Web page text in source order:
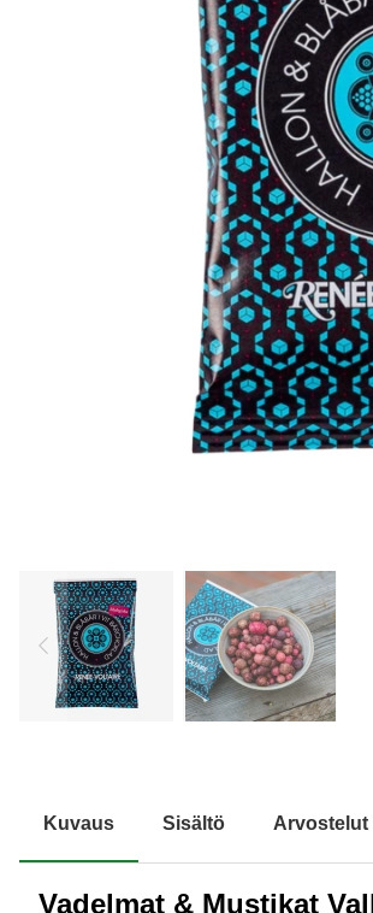
Kuvaus Sisältö Arvostelut
Vadelmat & Mustikat